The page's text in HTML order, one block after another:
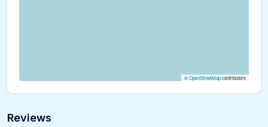
©OpenStreetMapcontributors
Reviews